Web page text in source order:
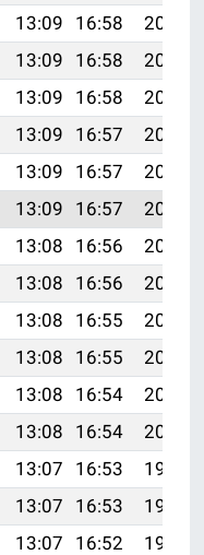
13:09 16:58
20:13
13:09 16:58
20:12
13:09 16:58
20:11
13:09 16:57
20:10
13:09 16:57
20:09
13:09 16:57
20:08
13:08 16:56
20:07
13:08 16:56
20:05
13:08 16:55
20:04
13:08 16:55
20:03
13:08 16:54
20:02
13:08 16:54
20:01
13:07 16:53
19:59
13:07 16:53
19:58
13:07 16:52
19:57